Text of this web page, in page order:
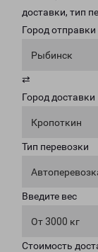
доставки, тип
Город отправки
Рыбинск
⇄
Город доставки
Кропоткин
Тип перевозки
Введите вес
От 3000 кг
Стоимость